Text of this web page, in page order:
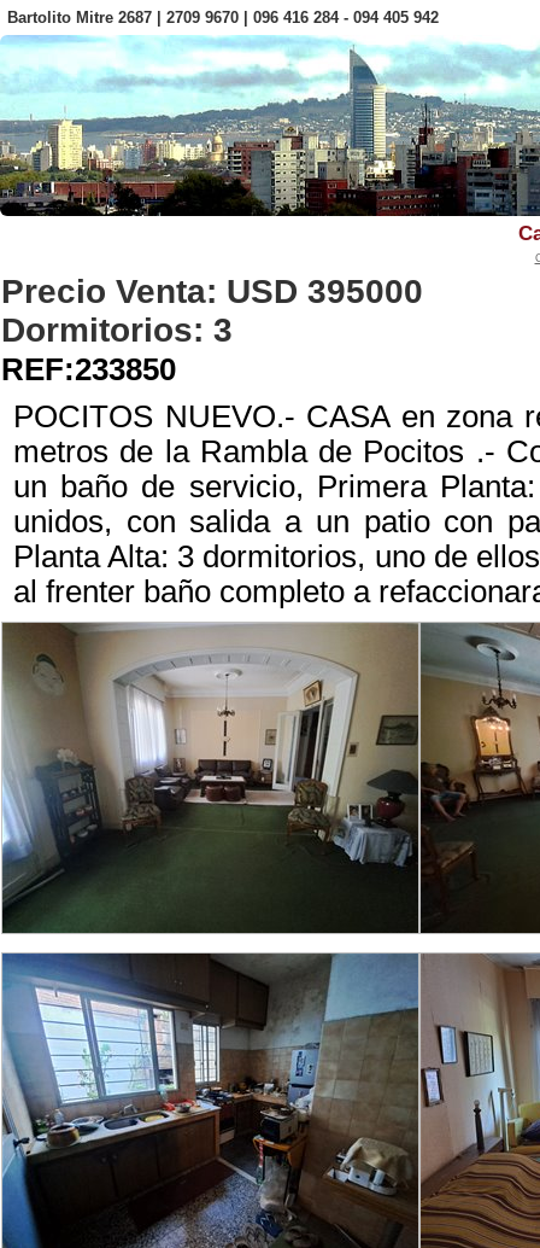
Bartolito Mitre 2687 | 2709 9670 | 096 416 284 - 094 405 942
Precio Venta: USD 395000
Dormitorios: 3
REF:233850
POCITOS NUEVO.- CASA en zona
metros de la Rambla de Pocitos .-
un baño de servicio, Primera
unidos, con salida a un patio con
Planta Alta: 3 dormitorios, uno de
al frenter baño completo a